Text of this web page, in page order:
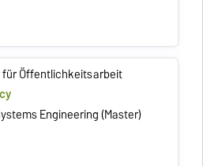
für Öffentlichkeitsarbeit
Engineering (Master)